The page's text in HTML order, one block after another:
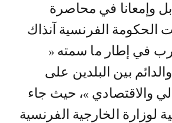
بل وإمعانا في محاصرة
الحكومة الفرنسية آنذاك
في إطار ما سمته «
بين البلدين على
والاقتصادي »، حيث جاء
لوزارة الخارجية الفرنسية